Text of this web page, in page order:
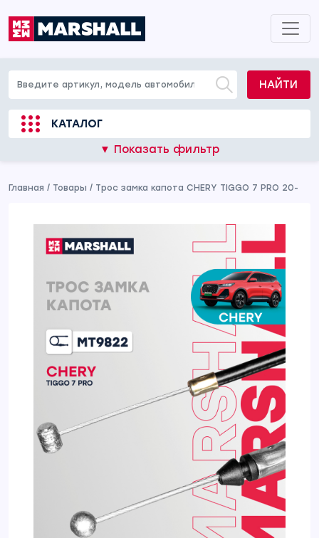
НАЙТИ
КАТАЛОГ
▼ Показать фильтр
Главная / Товары / Трос замка капота CHERY TIGGO 7 PRO 20-